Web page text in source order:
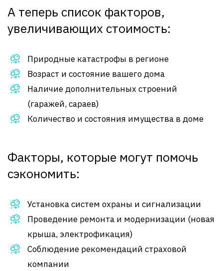
А теперь список факторов,
увеличивающих стоимость:
Природные катастрофы в регионе
Возраст и состояние вашего дома
Наличие дополнительных строений
(гаражей, сараев)
Количество и состояния имущества в доме
Факторы, которые могут помочь
сэкономить:
Установка систем охраны и сигнализации
Проведение ремонта и модернизации (новая
крыша, электрофикация)
Соблюдение рекомендаций страховой
компании